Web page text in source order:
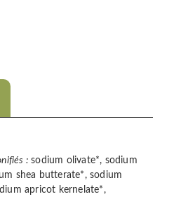
: sodium olivate*, sodium
shea butterate*, sodium
apricot kernelate*,